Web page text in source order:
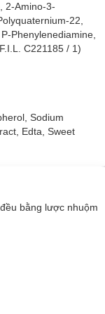
2-Amino-3-
22,
Phenylenediamine,
C221185 / 1)
Sodium
Edta, Sweet
bằng lược nhuộm